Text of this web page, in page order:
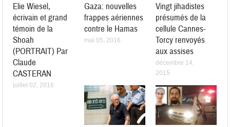
Elie Wiesel,
écrivain et grand
témoin de la
Shoah
(PORTRAIT) Par
Claude
CASTERAN
juillet 02, 2016
Gaza: nouvelles
frappes aériennes
contre le Hamas
mai 05, 2016
Vingt jihadistes
présumés de la
cellule Cannes-
Torcy renvoyés
aux assises
décembre 14,
2015